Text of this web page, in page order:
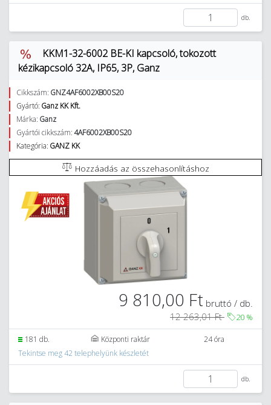
db.
KKM1-32-6002 BE-KI kapcsoló, tokozott
kézikapcsoló 32A, IP65, 3P, Ganz
Cikkszám: GNZ4AF6002XB00S20
Gyártó: Ganz KK Kft.
Márka: Ganz
Gyártói cikkszám:4AF6002XB00S20
Kategória: GANZ KK
Hozzáadás az összehasonlításhoz
9 810,00 Ft bruttó / db.
12 263,01 Ft
20 %
181 db. Központi raktár
24 óra
Tekintse meg 42 telephelyünk készletét
db.